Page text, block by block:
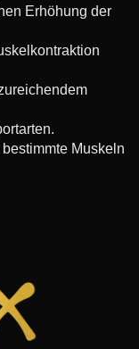
Erhöhung der
Muskeln